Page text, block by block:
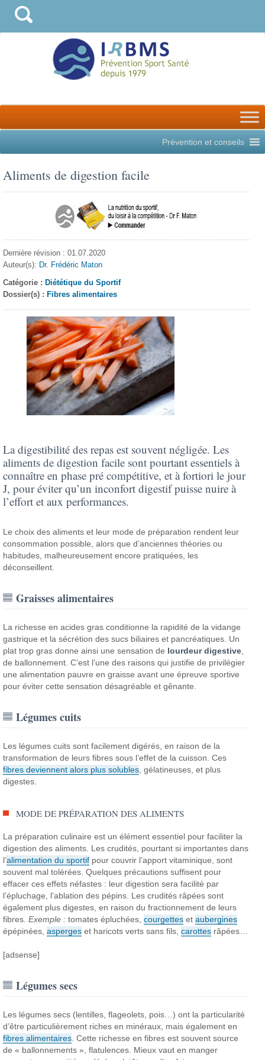
Prévention et conseils
Aliments de digestion facile
Dernière révision : 01.07.2020
Auteur(s): Dr. Frédéric Maton
Catégorie : Diététique du Sportif
Dossier(s) : Fibres alimentaires
La digestibilité des repas est souvent négligée. Les
aliments de digestion facile sont pourtant essentiels à
connaître en phase pré compétitive, et à fortiori le jour
J, pour éviter qu’un inconfort digestif puisse nuire à
l’effort et aux performances.
Le choix des aliments et leur mode de préparation rendent leur
consommation possible, alors que d’anciennes théories ou
habitudes, malheureusement encore pratiquées, les
déconseillent.
Graisses alimentaires
La richesse en acides gras conditionne la rapidité de la vidange
gastrique et la sécrétion des sucs biliaires et pancréatiques. Un
plat trop gras donne ainsi une sensation de lourdeur digestive
de ballonnement. C’est l’une des raisons qui justifie de privilégier
une alimentation pauvre en graisse avant une épreuve sportive
pour éviter cette sensation désagréable et gênante.
Légumes cuits
Les légumes cuits sont facilement digérés, en raison de la
transformation de leurs fibres sous l’effet de la cuisson. Ces
fibres deviennent alors plus solubles , gélatineuses, et plus
digestes.
MODE DE PRÉPARATION DES ALIMENTS
La préparation culinaire est un élément essentiel pour faciliter la
digestion des aliments. Les crudités, pourtant si importantes dans
l’alimentation du sportif pour couvrir l’apport vitaminique, sont
souvent mal tolérées. Quelques précautions suffisent pour
effacer ces effets néfastes : leur digestion sera facilité par
l’épluchage, l’ablation des pépins. Les crudités râpées sont
également plus digestes, en raison du fractionnement de leurs
fibres.Exemple : tomates épluchées,courgettes etaubergines
épépinées,asperges et haricots verts sans fils,carottes râpées…
[adsense]
Légumes secs
Les légumes secs (lentilles, flageolets, pois…) ont la particularité
d’être particulièrement riches en minéraux, mais également en
fibres alimentaires . Cette richesse en fibres est souvent source
de « ballonnements », flatulences. Mieux vaut en manger